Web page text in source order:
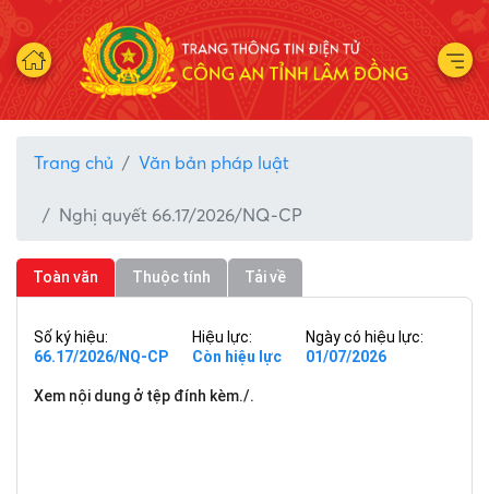
Trang chủ Văn bản pháp luật
Nghị quyết 66.17/2026/NQ-CP
Toàn văn Thuộc tính Tải về
Số ký hiệu:
66.17/2026/NQ-CP
Hiệu lực:
Còn hiệu lực
Ngày có hiệu lực:
01/07/2026
Xem nội dung ở tệp đính kèm./.